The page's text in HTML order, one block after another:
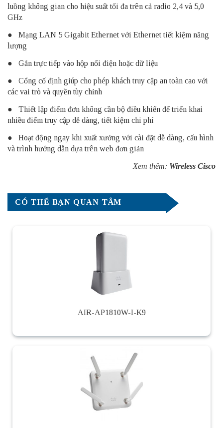
luồng không gian cho hiệu suất tối đa trên cả radio 2,4 và 5,0
GHz
● Mạng LAN 5 Gigabit Ethernet với Ethernet tiết kiệm năng
lượng
● Gắn trực tiếp vào hộp nối điện hoặc dữ liệu
● Cổng cố định giúp cho phép khách truy cập an toàn cao với
các vai trò và quyền tùy chỉnh
● Thiết lập điểm đơn không cần bộ điều khiển để triển khai
nhiều điểm truy cập dễ dàng, tiết kiệm chi phí
● Hoạt động ngay khi xuất xưởng với cài đặt dễ dàng, cấu hình
và trình hướng dẫn dựa trên web đơn giản
Xem thêm: Wireless Cisco
CÓ THỂ BẠN QUAN TÂM
AIR-AP1810W-I-K9